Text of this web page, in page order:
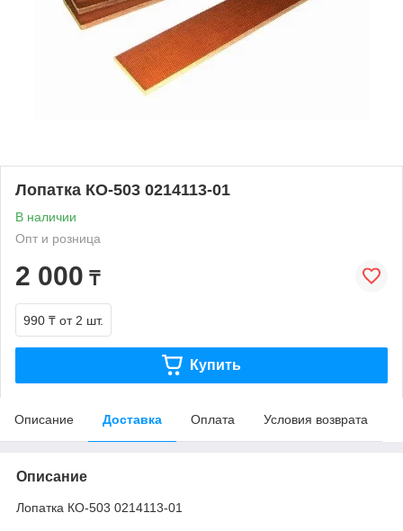
Лопатка КО-503 0214113-01
В наличии
Опт и розница
2 000 ₸
990 ₸ от 2 шт.
Купить
Описание Доставка Оплата Условия возврата
Описание
Лопатка КО-503 0214113-01